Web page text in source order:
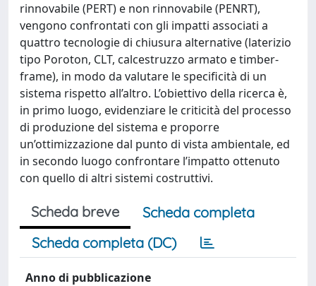
rinnovabile (PERT) e non rinnovabile (PENRT),
vengono confrontati con gli impatti associati a
quattro tecnologie di chiusura alternative (laterizio
tipo Poroton, CLT, calcestruzzo armato e timber-
frame), in modo da valutare le specificità di un
sistema rispetto all’altro. L’obiettivo della ricerca è,
in primo luogo, evidenziare le criticità del processo
di produzione del sistema e proporre
un’ottimizzazione dal punto di vista ambientale, ed
in secondo luogo confrontare l’impatto ottenuto
con quello di altri sistemi costruttivi.
Scheda breve
Scheda completa
Scheda completa (DC)
Anno di pubblicazione